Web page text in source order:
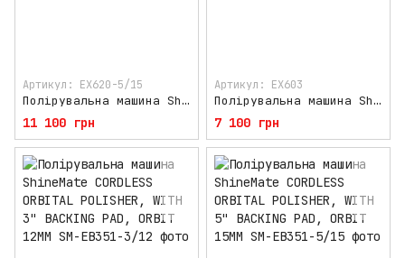
Артикул: EX620-5/15
Полірувальна машина ShineMate ORBITAL POLISHER, WITH 5" BACKING PLATE, ORBIT 15MM
11 100 грн
Артикул: EX603
Полірувальна машина ShineMate ORBITAL POLISHER, WITH 3" BACKING PLATE, ORBIT 12MM
7 100 грн